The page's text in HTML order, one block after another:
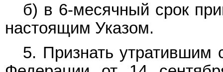
б) в 6-месячный срок
настоящим Указом.
5. Признать утратившим